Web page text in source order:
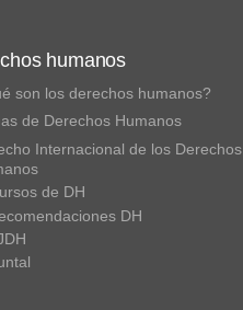
humanos
son los derechos humanos?
de Derechos Humanos
Internacional de los Derechos
de DH
DH